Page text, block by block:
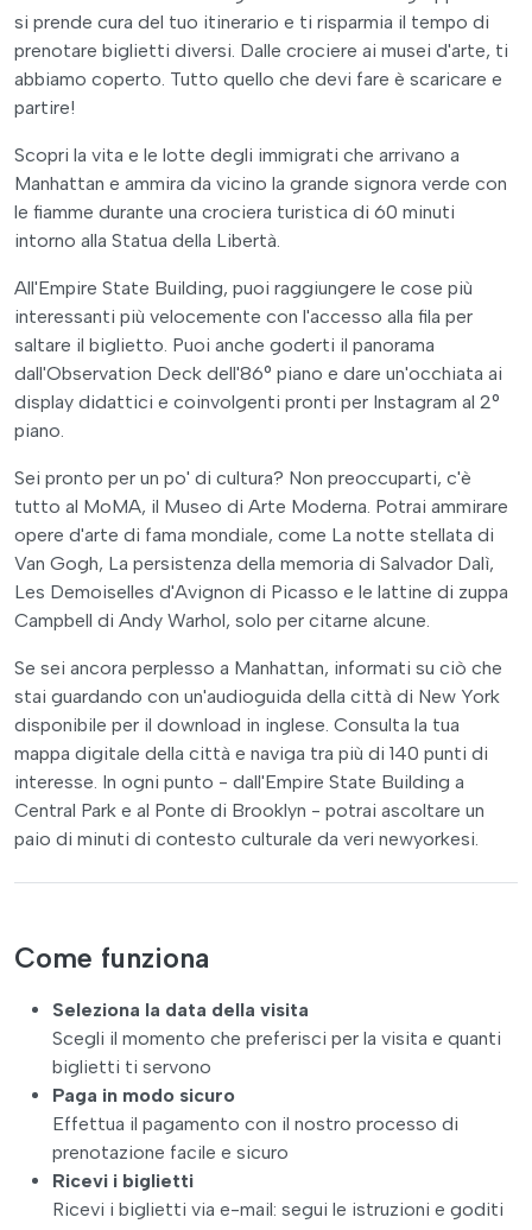
si prende cura del tuo itinerario e ti risparmia il tempo di
prenotare biglietti diversi. Dalle crociere ai musei d'arte, ti
abbiamo coperto. Tutto quello che devi fare è scaricare e
partire!
Scopri la vita e le lotte degli immigrati che arrivano a
Manhattan e ammira da vicino la grande signora verde con
le fiamme durante una crociera turistica di 60 minuti
intorno alla Statua della Libertà.
All'Empire State Building, puoi raggiungere le cose più
interessanti più velocemente con l'accesso alla fila per
saltare il biglietto. Puoi anche goderti il panorama
dall'Observation Deck dell'86° piano e dare un'occhiata ai
display didattici e coinvolgenti pronti per Instagram al 2°
piano.
Sei pronto per un po' di cultura? Non preoccuparti, c'è
tutto al MoMA, il Museo di Arte Moderna. Potrai ammirare
opere d'arte di fama mondiale, come La notte stellata di
Van Gogh, La persistenza della memoria di Salvador Dalì,
Les Demoiselles d'Avignon di Picasso e le lattine di zuppa
Campbell di Andy Warhol, solo per citarne alcune.
Se sei ancora perplesso a Manhattan, informati su ciò che
stai guardando con un'audioguida della città di New York
disponibile per il download in inglese. Consulta la tua
mappa digitale della città e naviga tra più di 140 punti di
interesse. In ogni punto - dall'Empire State Building a
Central Park e al Ponte di Brooklyn - potrai ascoltare un
paio di minuti di contesto culturale da veri newyorkesi.
Come funziona
Seleziona la data della visita
Scegli il momento che preferisci per la visita e quanti
biglietti ti servono
Paga in modo sicuro
Effettua il pagamento con il nostro processo di
prenotazione facile e sicuro
Ricevi i biglietti
Ricevi i biglietti via e-mail: segui le istruzioni e goditi